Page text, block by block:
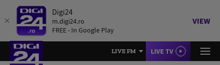
Digi24
m.digi24.ro
FREE - In Google Play
VIEW
LIVE FM LIVE TV